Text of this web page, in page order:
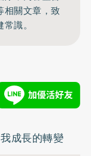
相關文章，致
識。
成長的轉變